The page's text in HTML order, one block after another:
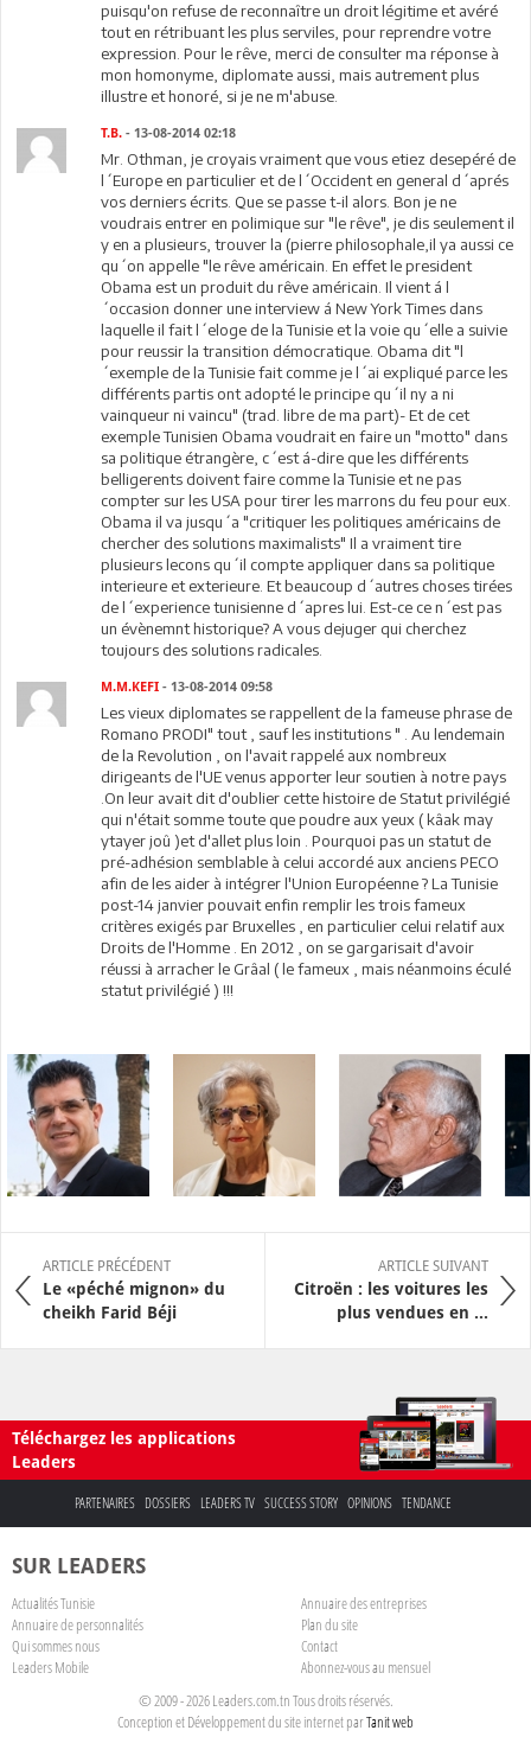
puisqu'on refuse de reconnaître un droit légitime et avéré
tout en rétribuant les plus serviles, pour reprendre votre
expression. Pour le rêve, merci de consulter ma réponse à
mon homonyme, diplomate aussi, mais autrement plus
illustre et honoré, si je ne m'abuse.
T.B. - 13-08-2014 02:18
Mr. Othman, je croyais vraiment que vous etiez desepéré de
l´Europe en particulier et de l´Occident en general d´aprés
vos derniers écrits. Que se passe t-il alors. Bon je ne
voudrais entrer en polimique sur "le rêve", je dis seulement il
y en a plusieurs, trouver la (pierre philosophale,il ya aussi ce
qu´on appelle "le rêve américain. En effet le president
Obama est un produit du rêve américain. Il vient á l
´occasion donner une interview á New York Times dans
laquelle il fait l´eloge de la Tunisie et la voie qu´elle a suivie
pour reussir la transition démocratique. Obama dit "l
´exemple de la Tunisie fait comme je l´ai expliqué parce les
différents partis ont adopté le principe qu´il ny a ni
vainqueur ni vaincu" (trad. libre de ma part)- Et de cet
exemple Tunisien Obama voudrait en faire un "motto" dans
sa politique étrangère, c´est á-dire que les différents
belligerents doivent faire comme la Tunisie et ne pas
compter sur les USA pour tirer les marrons du feu pour eux.
Obama il va jusqu´a "critiquer les politiques américains de
chercher des solutions maximalists" Il a vraiment tire
plusieurs lecons qu´il compte appliquer dans sa politique
interieure et exterieure. Et beaucoup d´autres choses tirées
de l´experience tunisienne d´apres lui. Est-ce ce n´est pas
un évènemnt historique? A vous dejuger qui cherchez
toujours des solutions radicales.
M.M.KEFI - 13-08-2014 09:58
Les vieux diplomates se rappellent de la fameuse phrase de
Romano PRODI" tout , sauf les institutions " . Au lendemain
de la Revolution , on l'avait rappelé aux nombreux
dirigeants de l'UE venus apporter leur soutien à notre pays
.On leur avait dit d'oublier cette histoire de Statut privilégié
qui n'était somme toute que poudre aux yeux ( kâak may
ytayer joû )et d'allet plus loin . Pourquoi pas un statut de
pré-adhésion semblable à celui accordé aux anciens PECO
afin de les aider à intégrer l'Union Européenne ? La Tunisie
post-14 janvier pouvait enfin remplir les trois fameux
critères exigés par Bruxelles , en particulier celui relatif aux
Droits de l'Homme . En 2012 , on se gargarisait d'avoir
réussi à arracher le Grâal ( le fameux , mais néanmoins éculé
statut privilégié ) !!!
ARTICLE PRÉCÉDENT
Le «péché mignon» du
cheikh Farid Béji
ARTICLE SUIVANT
Citroën : les voitures les
plus vendues en ...
Téléchargez les applications
Leaders
PARTENAIRES DOSSIERS LEADERS TV SUCCESS STORY OPINIONS TENDANCE
SUR LEADERS
Actualités Tunisie
Annuaire des entreprises
Annuaire de personnalités
Plan du site
Qui sommes nous
Contact
Leaders Mobile
Abonnez-vous au mensuel
© 2009 - 2026 Leaders.com.tn Tous droits réservés.
Conception et Développement du site internet parTanit web